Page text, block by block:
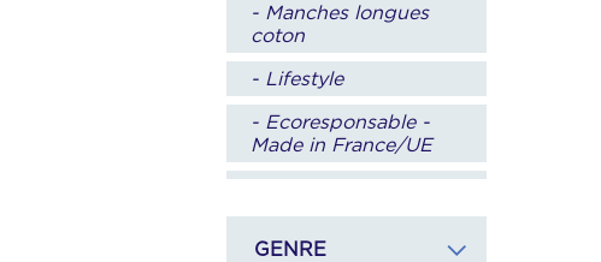
- Manches longues
coton
- Lifestyle
- Ecoresponsable -
Made in France/UE
GENRE